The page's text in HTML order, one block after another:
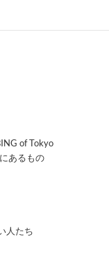
of Tokyo
あるもの
人たち